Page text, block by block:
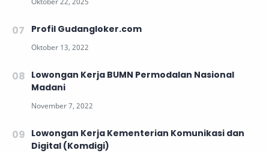
Profil Gudangloker.com
Lowongan Kerja BUMN Permodalan Nasional
Madani
Lowongan Kerja Kementerian Komunikasi dan
Digital (Komdigi)